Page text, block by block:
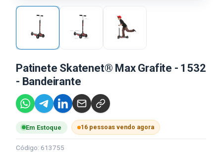
Patinete Skatenet® Max Grafite - 1532
- Bandeirante
Em Estoque 16 pessoas vendo agora
Código: 613755